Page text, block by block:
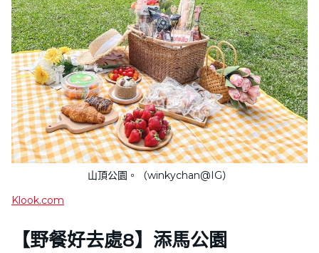
山頂公園。（winkychan@IG）
Klook.com
【野餐好去處8】添馬公園